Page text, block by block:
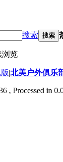
搜索 搜索
浏览
|北美户外俱乐
, Processed in